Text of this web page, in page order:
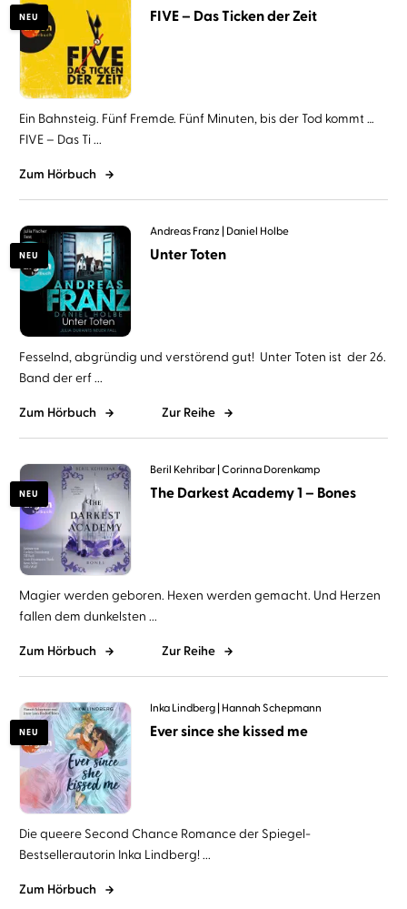
NEU FIVE – Das Ticken der Zeit
Ein Bahnsteig. Fünf Fremde. Fünf Minuten, bis der Tod kommt …
FIVE – Das Ti ...
Zum Hörbuch
NEU
Andreas Franz Daniel Holbe
Unter Toten
Fesselnd, abgründig und verstörend gut! Unter Toten ist der 26.
Band der erf ...
Zum Hörbuch Zur Reihe
NEU
Beril Kehribar Corinna Dorenkamp
The Darkest Academy 1 – Bones
Magier werden geboren. Hexen werden gemacht. Und Herzen
fallen dem dunkelsten ...
Zum Hörbuch Zur Reihe
NEU
Inka Lindberg Hannah Schepmann
Ever since she kissed me
Die queere Second Chance Romance der Spiegel-
Bestsellerautorin Inka Lindberg! ...
Zum Hörbuch